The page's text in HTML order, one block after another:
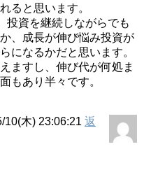
ると思います。
投資を継続しながらでも
、成長が伸び悩み投資が
になるかだと思います。
ますし、伸び代が何処ま
もあり半々です。
10(木) 23:06:21 返